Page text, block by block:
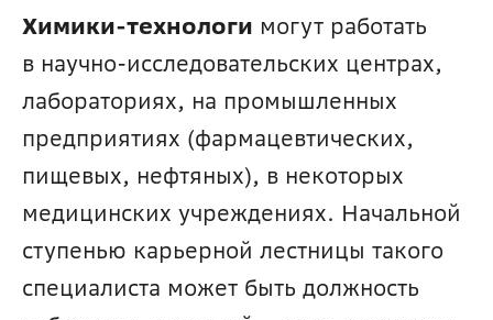
Химики-технологи могут работать
в научно-исследовательских центрах,
лабораториях, на промышленных
предприятиях (фармацевтических,
пищевых, нефтяных), в некоторых
медицинских учреждениях. Начальной
ступенью карьерной лестницы такого
специалиста может быть должность